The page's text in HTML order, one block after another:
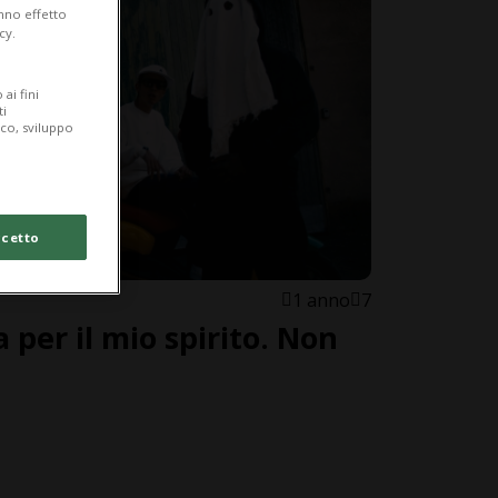
1 anno 7
per il mio spirito. Non
effetto
ai fini
sviluppo